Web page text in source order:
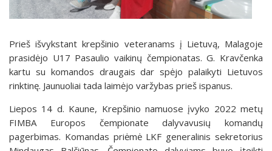
Prieš išvykstant krepšinio veteranams į Lietuvą, Malagoje
prasidėjo U17 Pasaulio vaikinų čempionatas. G. Kravčenka
kartu su komandos draugais dar spėjo palaikyti Lietuvos
rinktinę. Jaunuoliai tada laimėjo varžybas prieš ispanus.
Liepos 14 d. Kaune, Krepšinio namuose įvyko 2022 metų
FIMBA Europos čempionate dalyvavusių komandų
pagerbimas. Komandas priėmė LKF generalinis sekretorius